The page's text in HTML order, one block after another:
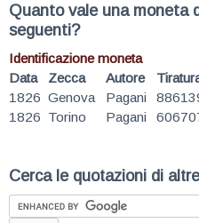
Quanto vale una moneta
seguenti?
Identificazione moneta
Data
Zecca Autore
1826 Genova Pagani
1826 Torino Pagani
Cerca le quotazioni di